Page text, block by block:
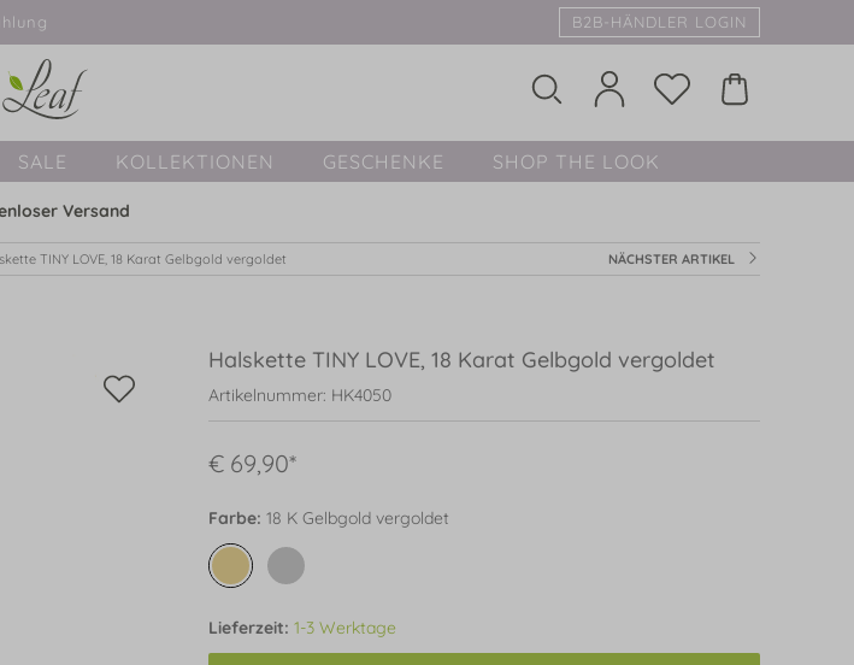
B2B-HÄNDLER LOGIN
SALE KOLLEKTIONEN GESCHENKE SHOP THE LOOK
Versand
TINY LOVE, 18 Karat Gelbgold vergoldet NÄCHSTER ARTIKEL
Halskette TINY LOVE, 18 Karat Gelbgold vergoldet
Artikelnummer: HK4050
€ 69,90*
Farbe: 18 K Gelbgold vergoldet
Lieferzeit: 1-3 Werktage